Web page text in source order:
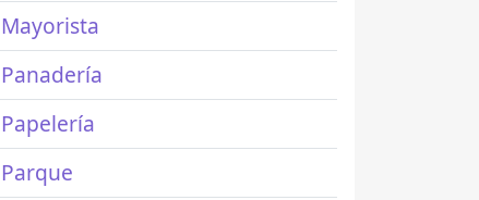
Mayorista
Panadería
Papelería
Parque